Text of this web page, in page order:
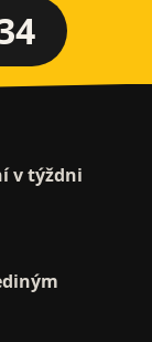
v týždni